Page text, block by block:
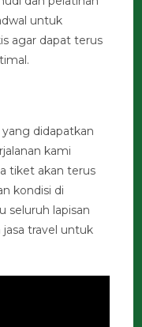
untuk
agar dapat terus
didapatkan
kami
tiket akan terus
kondisi di
seluruh lapisan
travel untuk